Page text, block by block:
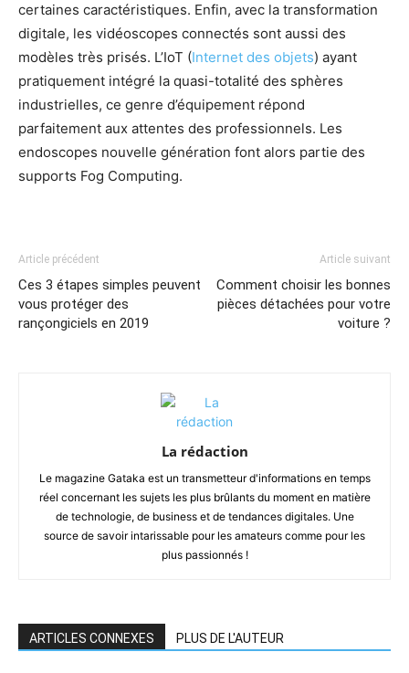
certaines caractéristiques. Enfin, avec la transformation
digitale, les vidéoscopes connectés sont aussi des
modèles très prisés. L’IoT (Internet des objets) ayant
pratiquement intégré la quasi-totalité des sphères
industrielles, ce genre d’équipement répond
parfaitement aux attentes des professionnels. Les
endoscopes nouvelle génération font alors partie des
supports Fog Computing.
Article précédent
Ces 3 étapes simples peuvent
vous protéger des
rançongiciels en 2019
Article suivant
Comment choisir les bonnes
pièces détachées pour votre
voiture ?
La rédaction
Le magazine Gataka est un transmetteur d'informations en temps
réel concernant les sujets les plus brûlants du moment en matière
de technologie, de business et de tendances digitales. Une
source de savoir intarissable pour les amateurs comme pour les
plus passionnés !
ARTICLES CONNEXES PLUS DE L'AUTEUR